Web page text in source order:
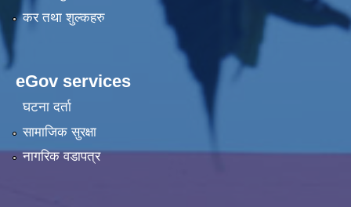
कर तथा शुल्कहरु
eGov services
घटना दर्ता
सामाजिक सुरक्षा
नागरिक वडापत्र